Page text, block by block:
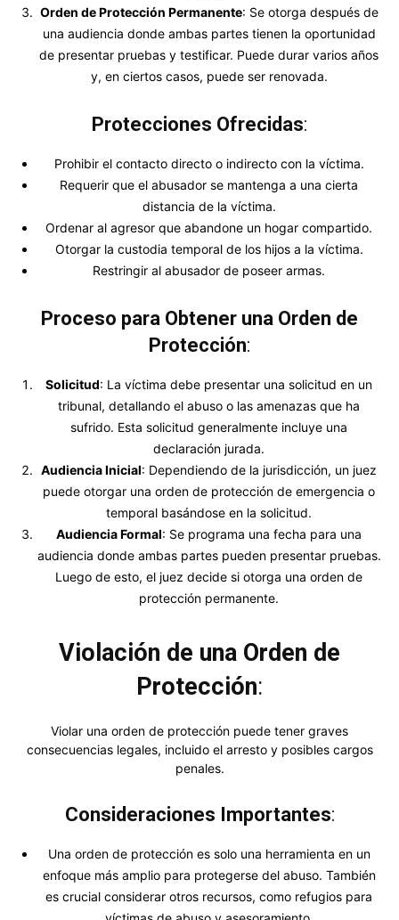
Orden de Protección Permanente: Se otorga después de
una audiencia donde ambas partes tienen la oportunidad
de presentar pruebas y testificar. Puede durar varios años
y, en ciertos casos, puede ser renovada.
Protecciones Ofrecidas:
Prohibir el contacto directo o indirecto con la víctima.
Requerir que el abusador se mantenga a una cierta
distancia de la víctima.
Ordenar al agresor que abandone un hogar compartido.
Otorgar la custodia temporal de los hijos a la víctima.
Restringir al abusador de poseer armas.
Proceso para Obtener una Orden de
Protección:
Solicitud: La víctima debe presentar una solicitud en un
tribunal, detallando el abuso o las amenazas que ha
sufrido. Esta solicitud generalmente incluye una
declaración jurada.
Audiencia Inicial: Dependiendo de la jurisdicción, un juez
puede otorgar una orden de protección de emergencia o
temporal basándose en la solicitud.
Audiencia Formal: Se programa una fecha para una
audiencia donde ambas partes pueden presentar pruebas.
Luego de esto, el juez decide si otorga una orden de
protección permanente.
Violación de una Orden de
Protección:
Violar una orden de protección puede tener graves
consecuencias legales, incluido el arresto y posibles cargos
penales.
Consideraciones Importantes:
Una orden de protección es solo una herramienta en un
enfoque más amplio para protegerse del abuso. También
es crucial considerar otros recursos, como refugios para